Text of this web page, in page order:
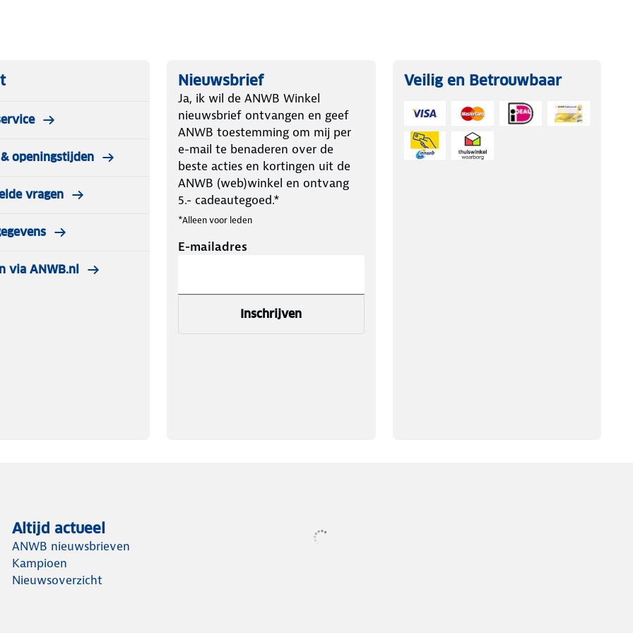
openingstijden
vragen
via ANWB.nl
Nieuwsbrief
Ja, ik wil de ANWB Winkel
nieuwsbrief ontvangen en geef
ANWB toestemming om mij per
e-mail te benaderen over de
beste acties en kortingen uit de
ANWB (web)winkel en ontvang
5.- cadeautegoed.*
*Alleen voor leden
E-mailadres
Inschrijven
Veilig en Betrouwbaar
Altijd actueel
ANWB nieuwsbrieven
Kampioen
Nieuwsoverzicht